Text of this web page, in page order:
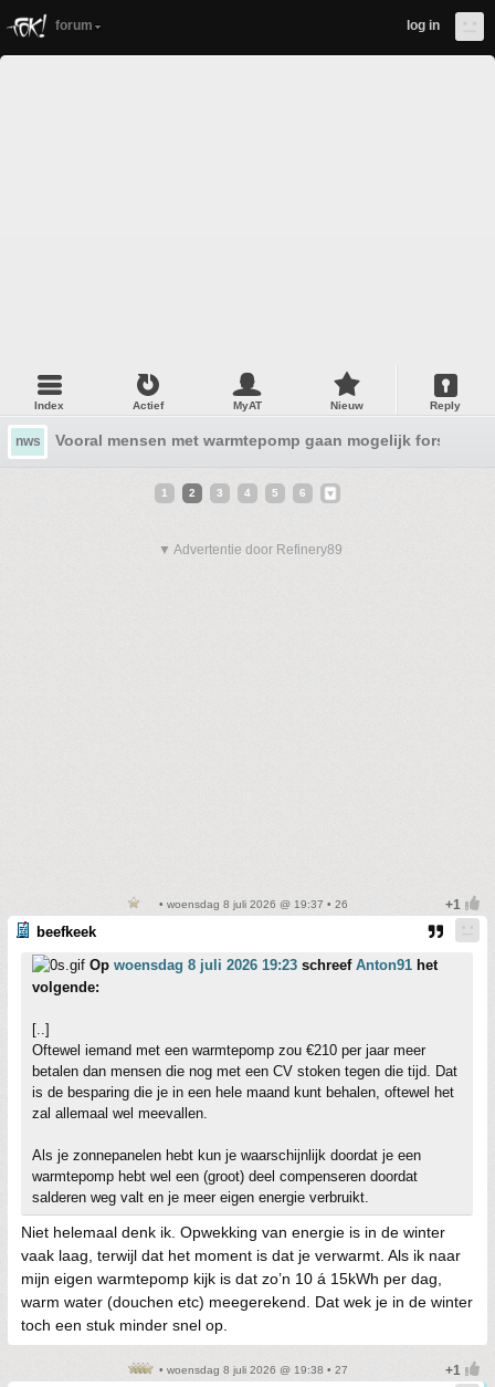
forum log in
Index Actief MyAT Nieuw Reply
nws Vooral mensen met warmtepomp gaan mogelijk fors meer
1 2 3 4 5 6
▼ Advertentie door Refinery89
• woensdag 8 juli 2026 @ 19:37 • 26
beefkeek
Op woensdag 8 juli 2026 19:23 schreef Anton91 het
volgende:
[..]
Oftewel iemand met een warmtepomp zou €210 per jaar meer
betalen dan mensen die nog met een CV stoken tegen die tijd. Dat
is de besparing die je in een hele maand kunt behalen, oftewel het
zal allemaal wel meevallen.
Als je zonnepanelen hebt kun je waarschijnlijk doordat je een
warmtepomp hebt wel een (groot) deel compenseren doordat
salderen weg valt en je meer eigen energie verbruikt.
Niet helemaal denk ik. Opwekking van energie is in de winter
vaak laag, terwijl dat het moment is dat je verwarmt. Als ik naar
mijn eigen warmtepomp kijk is dat zo’n 10 á 15kWh per dag,
warm water (douchen etc) meegerekend. Dat wek je in de winter
toch een stuk minder snel op.
• woensdag 8 juli 2026 @ 19:38 • 27